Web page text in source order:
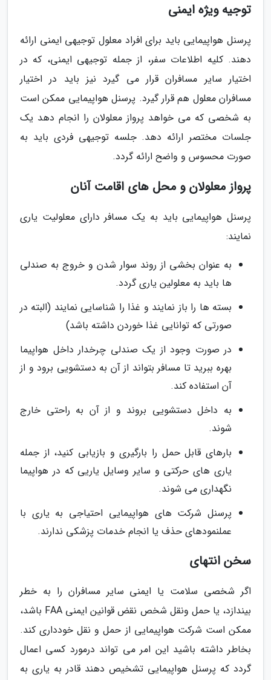
توجیه ویژه ایمنی
پرسنل هواپیمایی باید برای افراد معلول توجیهی ایمنی ارائه
دهند. کلیه اطلاعات سفر، از جمله توجیهی ایمنی، که در
اختیار سایر مسافران قرار می گیرد نیز باید در اختیار
مسافران معلول هم قرار گیرد. پرسنل هواپیمایی ممکن است
به شخصی که می خواهد پرواز معلولان را انجام دهد یک
جلسات مختصر ارائه دهد. جلسه توجیهی فردی باید به
صورت محسوس و واضح ارائه گردد.
پرواز معلولان و محل های اقامت آنان
پرسنل هواپیمایی باید به یک مسافر دارای معلولیت یاری
نمایند:
به عنوان بخشی از روند سوار شدن و خروج به صندلی
ها باید به معلولین یاری گردد.
بسته ها را باز نمایند و غذا را شناسایی نمایند (البته در
صورتی که توانایی غذا خوردن داشته باشد)
در صورت وجود از یک صندلی چرخدار داخل هواپیما
بهره ببرید تا مسافر بتواند از آن به دستشویی برود و از
آن استفاده کند.
به داخل دستشویی بروند و از آن به راحتی خارج
شوند.
بارهای قابل حمل را بارگیری و بازیابی کنید، از جمله
یاری های حرکتی و سایر وسایل یاریی که در هواپیما
نگهداری می شوند.
پرسنل شرکت های هواپیمایی احتیاجی به یاری با
عملنمودهای حذف یا انجام خدمات پزشکی ندارند.
سخن انتهای
اگر شخصی سلامت یا ایمنی سایر مسافران را به خطر
بیندازد، یا حمل ونقل شخص نقض قوانین ایمنی FAA باشد،
ممکن است شرکت هواپیمایی از حمل و نقل خودداری کند.
بخاطر داشته باشید این امر می تواند درمورد کسی اعمال
گردد که پرسنل هواپیمایی تشخیص دهند قادر به یاری به